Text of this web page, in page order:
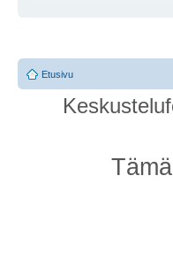
Etusivu